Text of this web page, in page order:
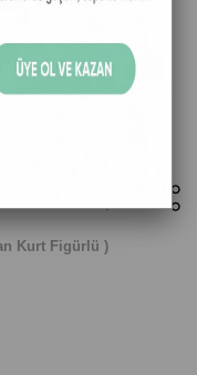
Woof
Kurt Figürlü )